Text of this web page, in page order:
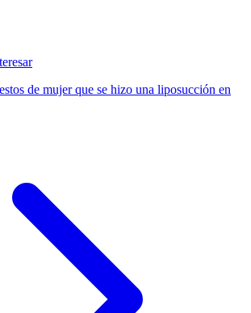
de mujer que se hizo una liposucción en